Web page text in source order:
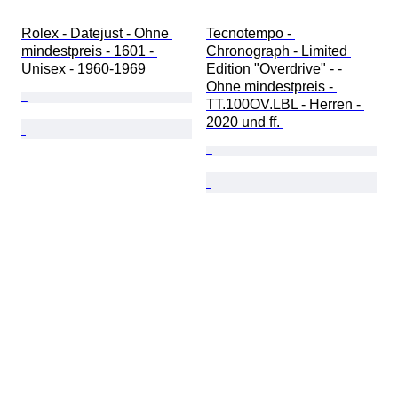
Rolex - Datejust - Ohne
mindestpreis - 1601 -
Unisex - 1960-1969
Tecnotempo -
Chronograph - Limited
Edition "Overdrive" - -
Ohne mindestpreis -
TT.100OV.LBL - Herren -
2020 und ff.